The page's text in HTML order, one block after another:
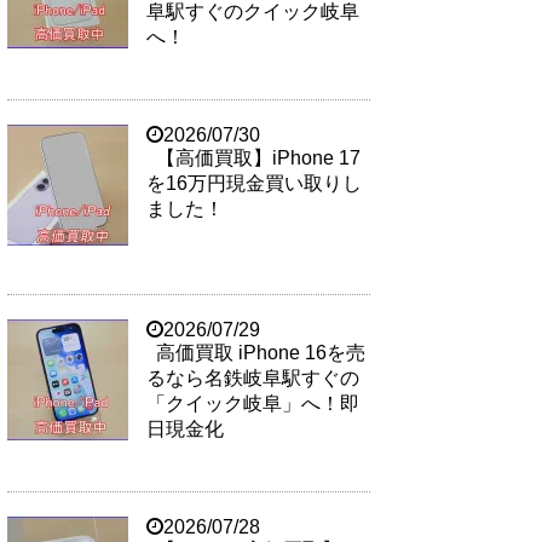
阜駅すぐのクイック岐阜
へ！
2026/07/30
【高価買取】iPhone 17
を16万円現金買い取りし
ました！
2026/07/29
高価買取 iPhone 16を売
るなら名鉄岐阜駅すぐの
「クイック岐阜」へ！即
日現金化
2026/07/28